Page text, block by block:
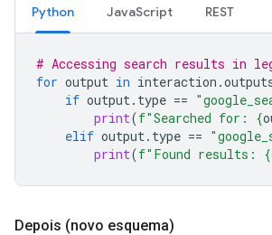
Python JavaScript REST
# Accessing search results in
for output in interaction .
if output. type ==
print(f"Searched for: {
elif output. type ==
print(f"Found results: {
Depois (novo esquema)